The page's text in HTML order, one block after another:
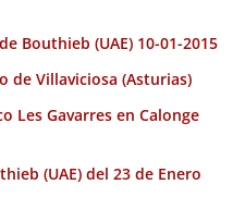
Bouthieb (UAE) 10-01-2015
de Villaviciosa (Asturias)
Les Gavarres en Calonge
(UAE) del 23 de Enero